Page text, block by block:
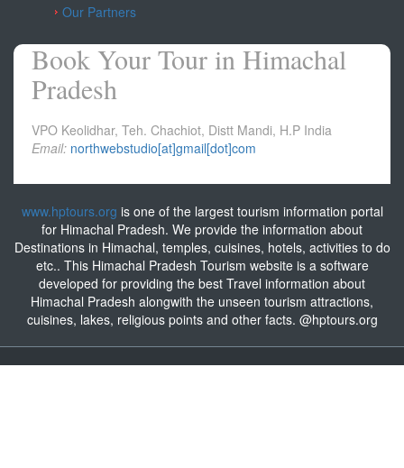
Our Partners
Book Your Tour in Himachal
Pradesh
VPO Keolidhar, Teh. Chachiot, Distt Mandi, H.P India
Email: northwebstudio[at]gmail[dot]com
www.hptours.org is one of the largest tourism information portal
for Himachal Pradesh. We provide the information about
Destinations in Himachal, temples, cuisines, hotels, activities to do
etc.. This Himachal Pradesh Tourism website is a software
developed for providing the best Travel information about
Himachal Pradesh alongwith the unseen tourism attractions,
cuisines, lakes, religious points and other facts. @hptours.org